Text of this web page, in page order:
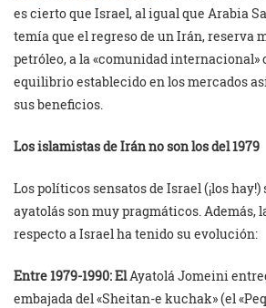
es cierto que Israel, al igual que Arabia
temía que el regreso de un Irán, reserva
petróleo, a la «comunidad internacional»
equilibrio establecido en los mercados
sus beneficios.
Los islamistas de Irán no son los del 1979
Los políticos sensatos de Israel (¡los hay!)
ayatolás son muy pragmáticos. Además,
respecto a Israel ha tenido su evolución:
Entre 1979-1990: ElAyatolá Jomeini
embajada del «Sheitan-e kuchak» (el